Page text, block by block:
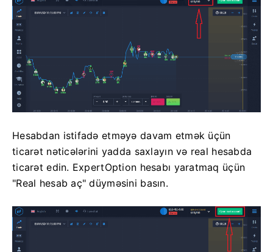
Hesabdan istifadə etməyə davam etmək üçün
ticarət nəticələrini yadda saxlayın və real hesabda
ticarət edin. ExpertOption hesabı yaratmaq üçün
"Real hesab aç" düyməsini basın.